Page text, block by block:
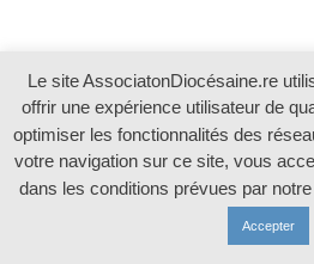
Le site AssociatonDiocésaine.re
offrir une expérience utilisateur de
optimiser les fonctionnalités des
votre navigation sur ce site, vous
dans les conditions prévues par notre
Accepter